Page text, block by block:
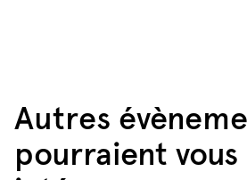
Autres
pourraient vous